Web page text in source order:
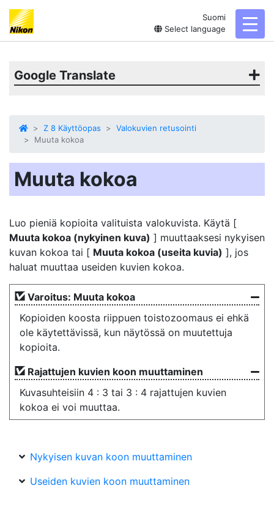
Suomi
Select language
Google Translate
Z 8 Käyttöopas
Valokuvien retusointi
Muuta kokoa
Muuta kokoa
Luo pieniä kopioita valituista valokuvista. Käytä [
Muuta kokoa (nykyinen kuva) ] muuttaaksesi nykyisen
kuvan kokoa tai [ Muuta kokoa (useita kuvia) ], jos
haluat muuttaa useiden kuvien kokoa.
Varoitus: Muuta kokoa
Kopioiden koosta riippuen toistozoomaus ei ehkä
ole käytettävissä, kun näytössä on muutettuja
kopioita.
Rajattujen kuvien koon muuttaminen
Kuvasuhteisiin 4 : 3 tai 3 : 4 rajattujen kuvien
kokoa ei voi muuttaa.
Nykyisen kuvan koon muuttaminen
Useiden kuvien koon muuttaminen